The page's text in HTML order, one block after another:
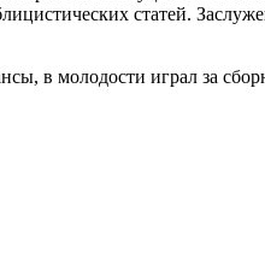
статей.
в молодости играл за